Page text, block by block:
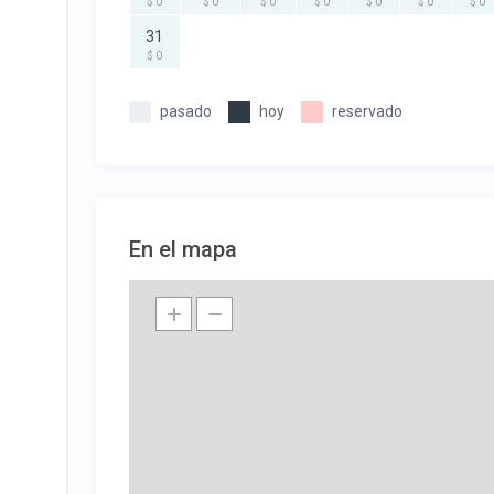
31
$ 0
pasado hoy reservado
En el mapa